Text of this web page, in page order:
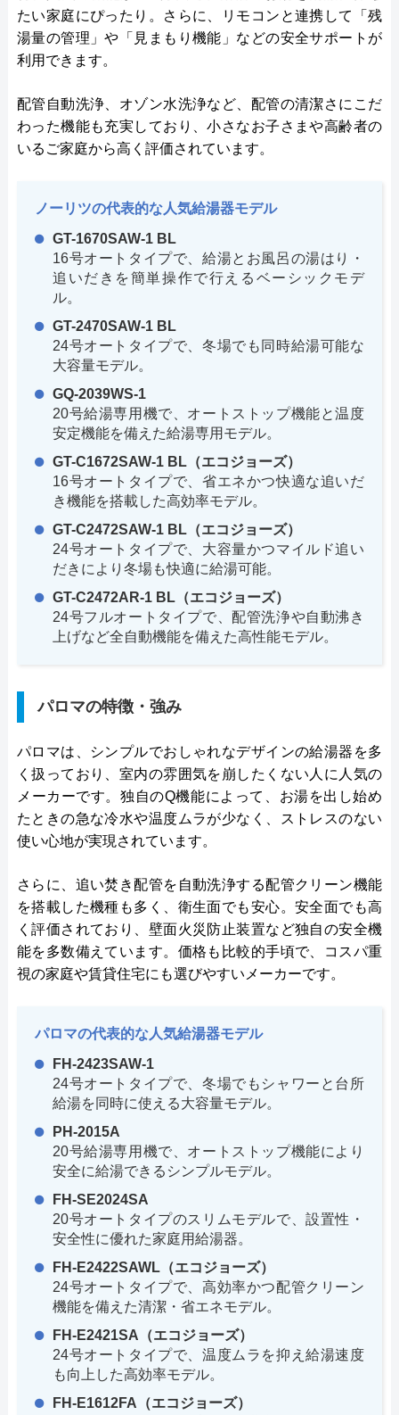
たい家庭にぴったり。さらに、リモコンと連携して「残
湯量の管理」や「見まもり機能」などの安全サポートが
利用できます。
配管自動洗浄、オゾン水洗浄など、配管の清潔さにこだ
わった機能も充実しており、小さなお子さまや高齢者の
いるご家庭から高く評価されています。
ノーリツの代表的な人気給湯器モデル
GT-1670SAW-1 BL
16号オートタイプで、給湯とお風呂の湯はり・
追いだきを簡単操作で行えるベーシックモデ
ル。
GT-2470SAW-1 BL
24号オートタイプで、冬場でも同時給湯可能な
大容量モデル。
GQ-2039WS-1
20号給湯専用機で、オートストップ機能と温度
安定機能を備えた給湯専用モデル。
GT-C1672SAW-1 BL（エコジョーズ）
16号オートタイプで、省エネかつ快適な追いだ
き機能を搭載した高効率モデル。
GT-C2472SAW-1 BL（エコジョーズ）
24号オートタイプで、大容量かつマイルド追い
だきにより冬場も快適に給湯可能。
GT-C2472AR-1 BL（エコジョーズ）
24号フルオートタイプで、配管洗浄や自動沸き
上げなど全自動機能を備えた高性能モデル。
パロマの特徴・強み
パロマは、シンプルでおしゃれなデザインの給湯器を多
く扱っており、室内の雰囲気を崩したくない人に人気の
メーカーです。独自のQ機能によって、お湯を出し始め
たときの急な冷水や温度ムラが少なく、ストレスのない
使い心地が実現されています。
さらに、追い焚き配管を自動洗浄する配管クリーン機能
を搭載した機種も多く、衛生面でも安心。安全面でも高
く評価されており、壁面火災防止装置など独自の安全機
能を多数備えています。価格も比較的手頃で、コスパ重
視の家庭や賃貸住宅にも選びやすいメーカーです。
パロマの代表的な人気給湯器モデル
FH-2423SAW-1
24号オートタイプで、冬場でもシャワーと台所
給湯を同時に使える大容量モデル。
PH-2015A
20号給湯専用機で、オートストップ機能により
安全に給湯できるシンプルモデル。
FH-SE2024SA
20号オートタイプのスリムモデルで、設置性・
安全性に優れた家庭用給湯器。
FH-E2422SAWL（エコジョーズ）
24号オートタイプで、高効率かつ配管クリーン
機能を備えた清潔・省エネモデル。
FH-E2421SA（エコジョーズ）
24号オートタイプで、温度ムラを抑え給湯速度
も向上した高効率モデル。
FH-E1612FA（エコジョーズ）